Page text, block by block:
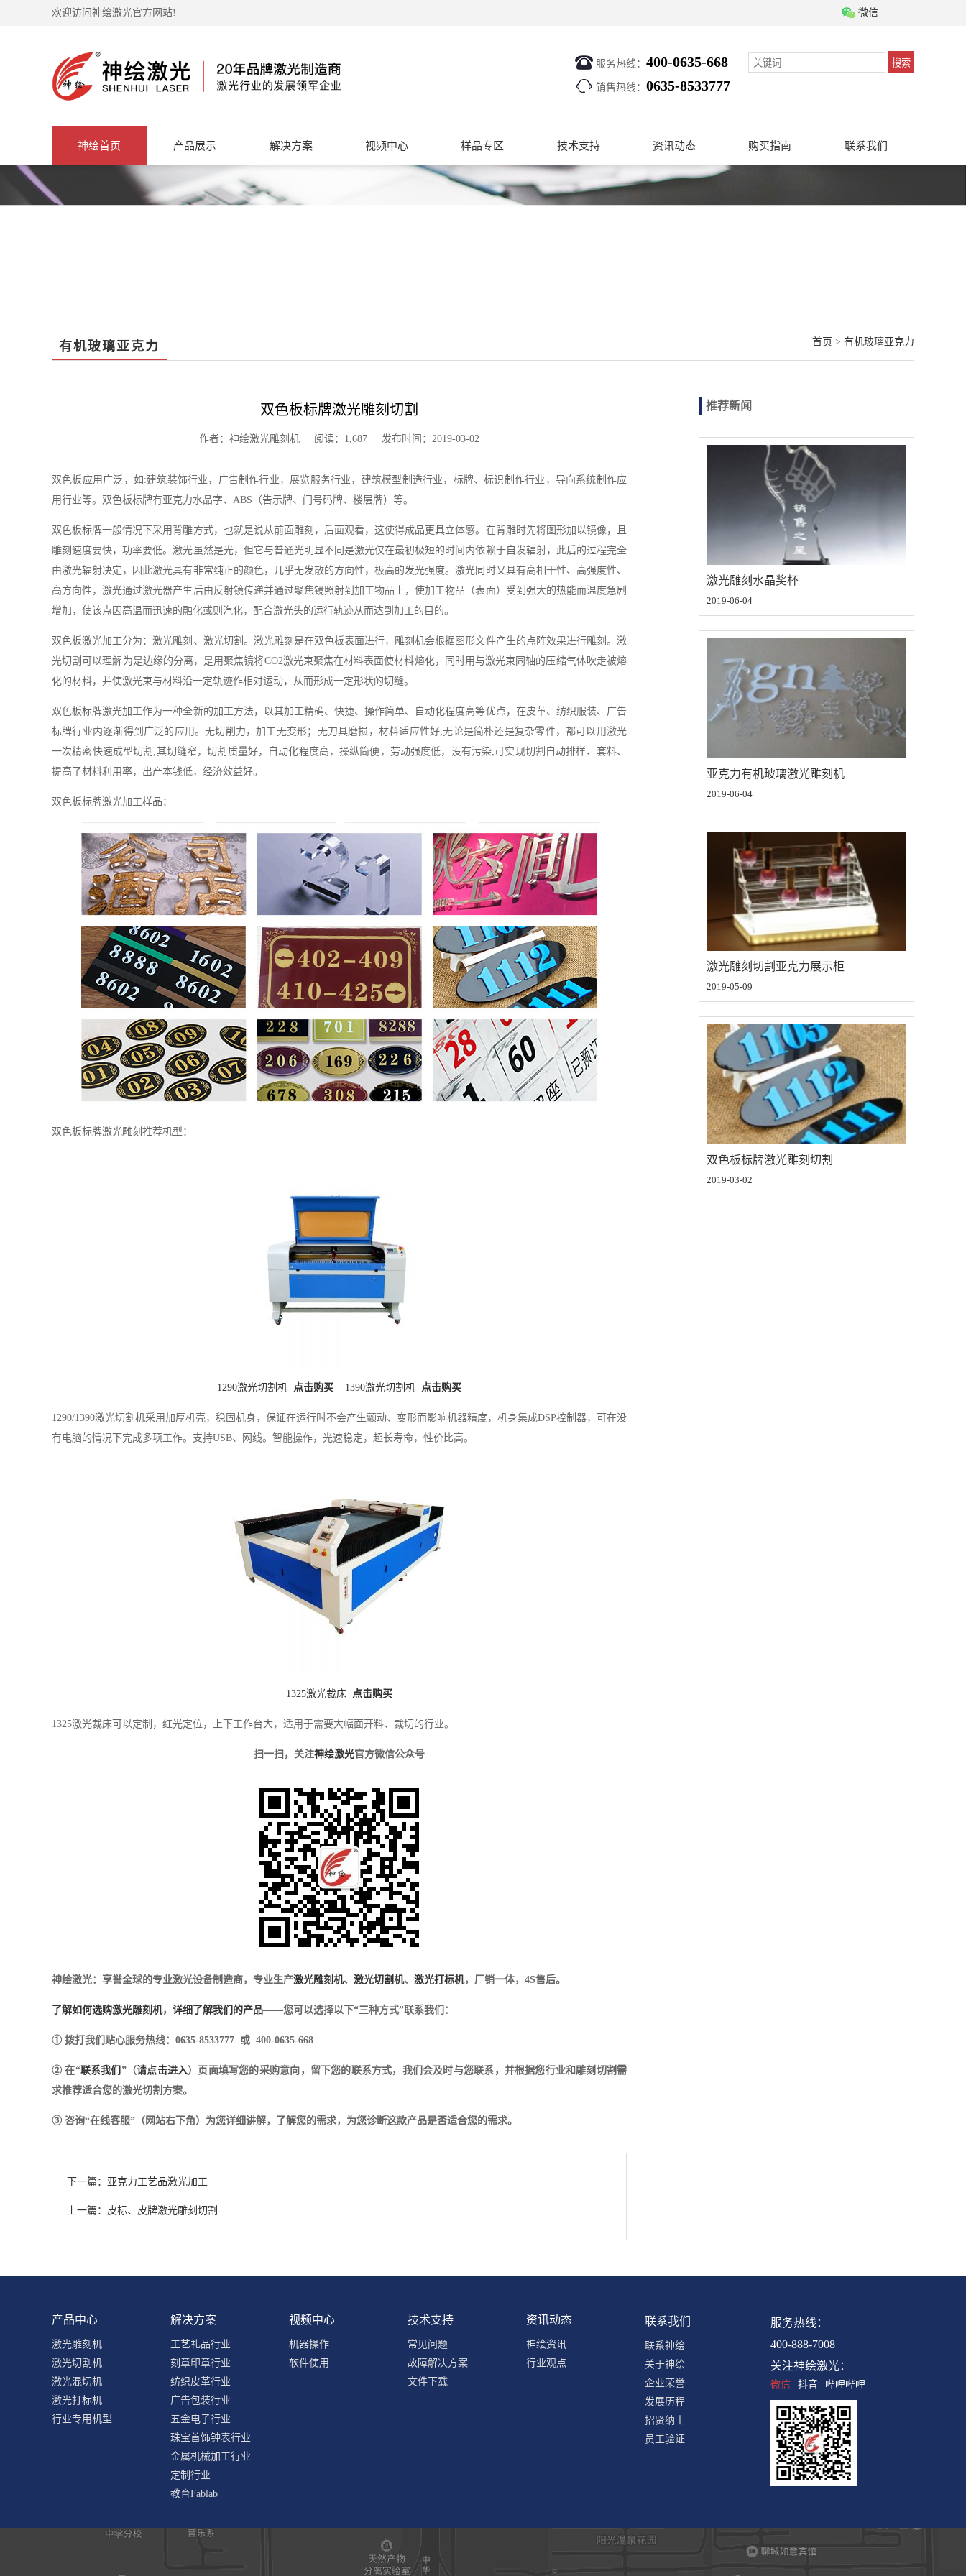
欢迎访问神绘激光官方网站! 微信
服务热线： 400-0635-668
销售热线： 0635-8533777
搜索
神绘首页 产品展示 解决方案 视频中心 样品专区 技术支持 资讯动态 购买指南 联系我们
有机玻璃亚克力 首页 > 有机玻璃亚克力
双色板标牌激光雕刻切割
作者：神绘激光雕刻机 阅读：1,687 发布时间：2019-03-02
双色板应用广泛，如:建筑装饰行业，广告制作行业，展览服务行业，建筑模型制造行业，标牌、标识制作行业，导向系统制作应
用行业等。双色板标牌有亚克力水晶字、ABS（告示牌、门号码牌、楼层牌）等。
双色板标牌一般情况下采用背雕方式，也就是说从前面雕刻，后面观看，这使得成品更具立体感。在背雕时先将图形加以镜像，且
雕刻速度要快，功率要低。激光虽然是光，但它与普通光明显不同是激光仅在最初极短的时间内依赖于自发辐射，此后的过程完全
由激光辐射决定，因此激光具有非常纯正的颜色，几乎无发散的方向性，极高的发光强度。激光同时又具有高相干性、高强度性、
高方向性，激光通过激光器产生后由反射镜传递并通过聚焦镜照射到加工物品上，使加工物品（表面）受到强大的热能而温度急剧
增加，使该点因高温而迅速的融化或则汽化，配合激光头的运行轨迹从而达到加工的目的。
双色板激光加工分为：激光雕刻、激光切割。激光雕刻是在双色板表面进行，雕刻机会根据图形文件产生的点阵效果进行雕刻。激
光切割可以理解为是边缘的分离，是用聚焦镜将CO2激光束聚焦在材料表面使材料熔化，同时用与激光束同轴的压缩气体吹走被熔
化的材料，并使激光束与材料沿一定轨迹作相对运动，从而形成一定形状的切缝。
双色板标牌激光加工作为一种全新的加工方法，以其加工精确、快捷、操作简单、自动化程度高等优点，在皮革、纺织服装、广告
标牌行业内逐渐得到广泛的应用。无切削力，加工无变形；无刀具磨损，材料适应性好;无论是简朴还是复杂零件，都可以用激光
一次精密快速成型切割;其切缝窄，切割质量好，自动化程度高，操纵简便，劳动强度低，没有污染;可实现切割自动排样、套料、
提高了材料利用率，出产本钱低，经济效益好。
双色板标牌激光加工样品：
双色板标牌激光雕刻推荐机型：
1290激光切割机 点击购买 1390激光切割机 点击购买
1290/1390激光切割机采用加厚机壳，稳固机身，保证在运行时不会产生颤动、变形而影响机器精度，机身集成DSP控制器，可在没
有电脑的情况下完成多项工作。支持USB、网线。智能操作，光速稳定，超长寿命，性价比高。
1325激光裁床 点击购买
1325激光裁床可以定制，红光定位，上下工作台大，适用于需要大幅面开料、裁切的行业。
扫一扫，关注神绘激光官方微信公众号
神绘激光：享誉全球的专业激光设备制造商，专业生产激光雕刻机、 激光切割机、 激光打标机，厂销一体，4S售后。
了解如何选购激光雕刻机， 详细了解我们的产品——您可以选择以下“三种方式”联系我们：
① 拨打我们贴心服务热线：0635-8533777 或 400-0635-668
② 在“联系我们 ”（请点击进入）页面填写您的采购意向，留下您的联系方式，我们会及时与您联系，并根据您行业和雕刻切割需
求推荐适合您的激光切割方案。
③ 咨询“在线客服”（网站右下角）为您详细讲解，了解您的需求，为您诊断这款产品是否适合您的需求。
下一篇：亚克力工艺品激光加工
上一篇：皮标、皮牌激光雕刻切割
推荐新闻
激光雕刻水晶奖杯
2019-06-04
亚克力有机玻璃激光雕刻机
2019-06-04
激光雕刻切割亚克力展示柜
2019-05-09
双色板标牌激光雕刻切割
2019-03-02
产品中心
激光雕刻机
激光切割机
激光混切机
激光打标机
行业专用机型
解决方案
工艺礼品行业
刻章印章行业
纺织皮革行业
广告包装行业
五金电子行业
珠宝首饰钟表行业
金属机械加工行业
定制行业
教育Fablab
视频中心
机器操作
软件使用
技术支持
常见问题
故障解决方案
文件下载
资讯动态
神绘资讯
行业观点
联系我们
联系神绘
关于神绘
企业荣誉
发展历程
招贤纳士
员工验证
服务热线：
400-888-7008
关注神绘激光：
微信 抖音 哔哩哔哩